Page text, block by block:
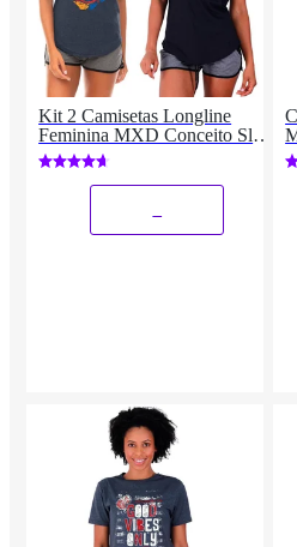
Kit 2 Camisetas Longline
Feminina MXD Conceito Slim
Diversas Estampas